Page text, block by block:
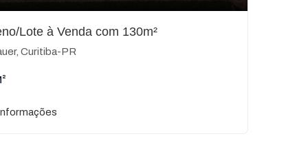
Lote à Venda com 130m²
Curitiba-PR